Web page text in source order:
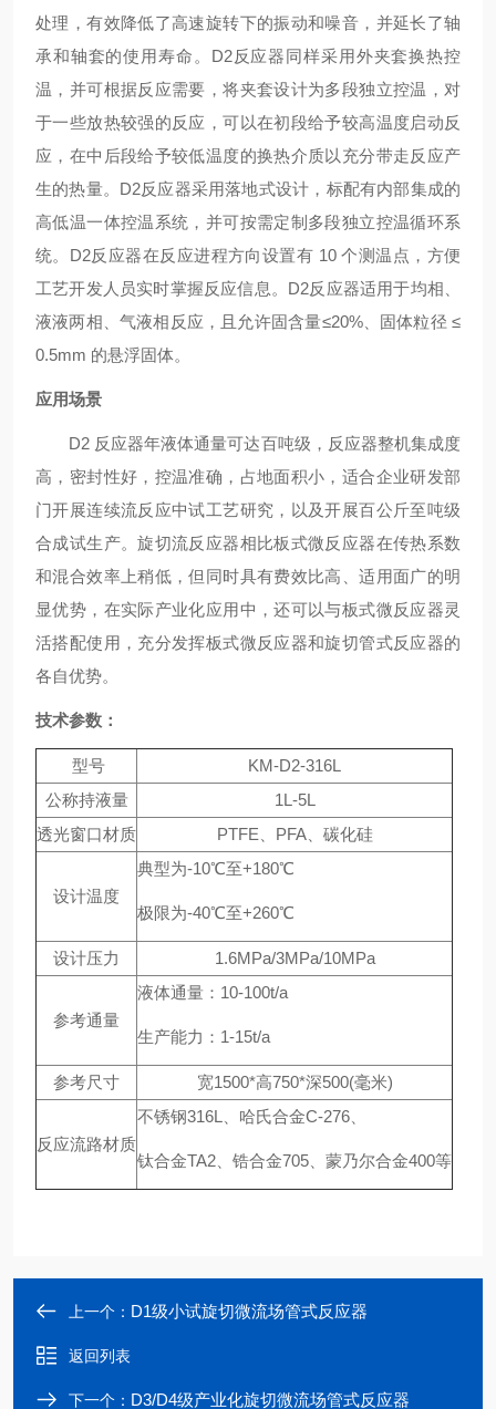
处理，有效降低了高速旋转下的振动和噪音，并延长了轴
承和轴套的使用寿命 。D2反应器同样采用外夹套换热控
温，并可根据反应需要，将夹套设计为多段独立控温，对
于一些放热较强的反应，可以在初段给予较高温度启动反
应，在中后段给予较低温度的换热介质以充分带走反应产
生的热量。D2反应器采用落地式设计，标配有内部集成的
高低温一体控温系统，并可按需定制多段独立控温循环系
统。D2反应器在反应进程方向设置有 10 个测温点，方便
工艺开发人员实时掌握反应信息。D2反应器适用于均相、
液液两相、气液相反应，且允许固含量≤20%、固体粒径 ≤
0.5mm 的悬浮固体。
应用场景
D2 反应器年液体通量可达百吨级，反应器整机集成度
高，密封性好，控温准确，占地面积小，适合企业研发部
门开展连续流反应中试工艺研究，以及开展百公斤至吨级
合成试生产。旋切流反应器相比板式微反应器在传热系数
和混合效率上稍低，但同时具有费效比高、适用面广的明
显优势，在实际产业化应用中，还可以与板式微反应器灵
活搭配使用，充分发挥板式微反应器和旋切管式反应器的
各自优势。
技术参数：
型号
KM-D2-316L
公称持液量
1L-5L
透光窗口材质
PTFE、PFA、碳化硅
设计温度
典型为-10℃至+180℃
极限为-40℃至+260℃
设计压力 1.6MPa/3MPa/10MPa
参考通量
液体通量：10-100t/a
生产能力：1-15t/a
参考尺寸 宽1500*高750*深500(毫米)
反应流路材质
不锈钢316L、哈氏合金C-276、
钛合金TA2、锆合金705、蒙乃尔合金400等
上一个： D1级小试旋切微流场管式反应器
返回列表
下一个： D3/D4级产业化旋切微流场管式反应器